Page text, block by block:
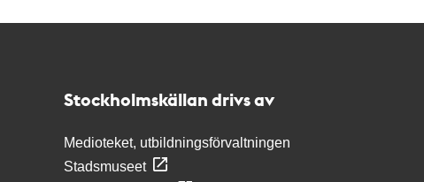
Stockholmskällan drivs av
Medioteket, utbildningsförvaltningen
Stadsmuseet